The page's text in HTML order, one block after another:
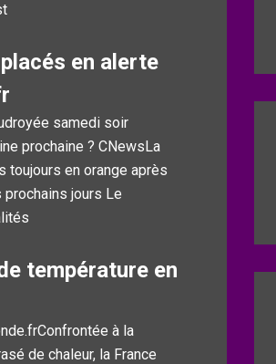
en alerte
samedi soir
prochaine ? CNewsLa
toujours en orange après
prochains jours Le
température en
à la
de chaleur, la France